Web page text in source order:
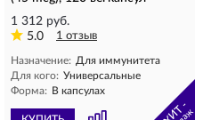
1 312 руб.
5.0
1 отзыв
Назначение: Для иммунитета
Для кого: Универсальные
Форма: В капсулах